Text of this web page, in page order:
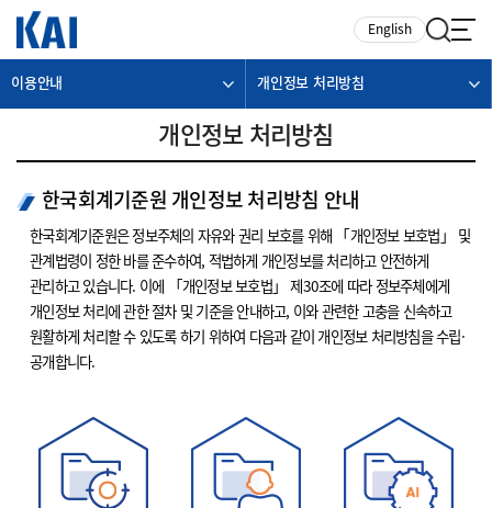
English
이용안내 개인정보 처리방침
개인정보 처리방침
한국회계기준원 개인정보 처리방침 안내
한국회계기준원은 정보주체의 자유와 권리 보호를 위해 「개인정보 보호법」 및
관계법령이 정한 바를 준수하여, 적법하게 개인정보를 처리하고 안전하게
관리하고 있습니다. 이에 「개인정보 보호법」 제30조에 따라 정보주체에게
개인정보 처리에 관한 절차 및 기준을 안내하고, 이와 관련한 고충을 신속하고
원활하게 처리할 수 있도록 하기 위하여 다음과 같이 개인정보 처리방침을 수립·
공개합니다.